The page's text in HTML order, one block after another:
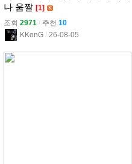
나 움짤 [1]
조회 2971 l 추천 10
KKonG l 26-08-05